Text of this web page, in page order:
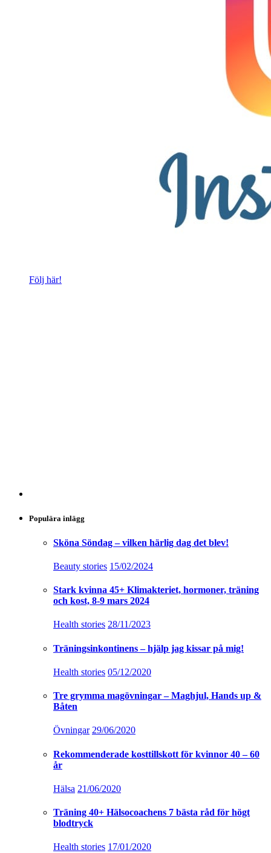
Följ här!
Populära inlägg
Sköna Söndag – vilken härlig dag det blev!
Beauty stories 15/02/2024
Stark kvinna 45+ Klimakteriet, hormoner, träning
och kost, 8-9 mars 2024
Health stories 28/11/2023
Träningsinkontinens – hjälp jag kissar på mig!
Health stories 05/12/2020
Tre grymma magövningar – Maghjul, Hands up &
Båten
Övningar 29/06/2020
Rekommenderade kosttillskott för kvinnor 40 – 60
år
Hälsa 21/06/2020
Träning 40+ Hälsocoachens 7 bästa råd för högt
blodtryck
Health stories 17/01/2020